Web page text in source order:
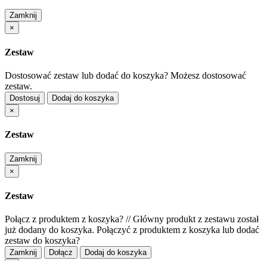
Zamknij
×
Zestaw
Dostosować zestaw lub dodać do koszyka? Możesz dostosować
zestaw.
Dostosuj
Dodaj do koszyka
×
Zestaw
Zamknij
×
Zestaw
Połącz z produktem z koszyka? //Główny produkt z zestawu został
już dodany do koszyka. Połączyć z produktem z koszyka lub dodać
zestaw do koszyka?
Zamknij Dołącz
Dodaj do koszyka